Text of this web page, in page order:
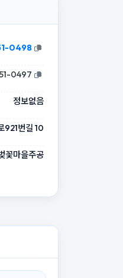
0498
0497
정보없음
921번길 10
꽃마을주공